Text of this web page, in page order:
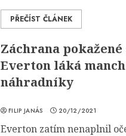
PŘEČÍST ČLÁNEK
Záchrana pokažené
Everton láká
náhradníky
FILIP JANÁS 20/12/2021
Everton zatím nenaplnil